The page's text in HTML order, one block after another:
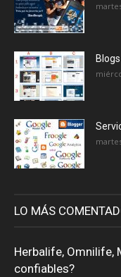
LO MÁS
Herbalife, Omnilife,
confiables?